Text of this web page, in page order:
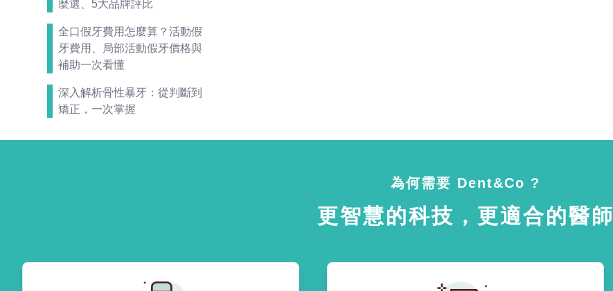
麼選、5大品牌評比
全口假牙費用怎麼算？活動假
牙費用、局部活動假牙價格與
補助一次看懂
深入解析骨性暴牙：從判斷到
矯正，一次掌握
為何需要 Dent&Co ?
更智慧的科技，更適合的醫師